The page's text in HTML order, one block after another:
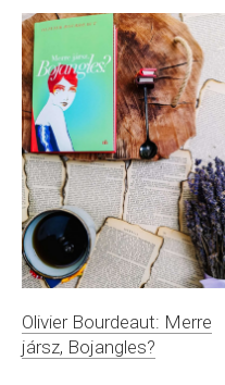
Olivier Bourdeaut: Merre
jársz, Bojangles?